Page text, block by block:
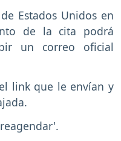
Estados Unidos en
de la cita podrá
un correo oficial
link que le envían y